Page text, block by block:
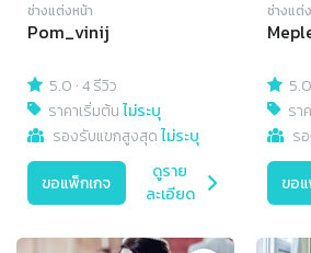
ช่างแต่งหน้า
Pom_vinij
5.0 ·4 รีวิว
ราคาเริ่มต้นไม่ระบุ
รองรับแขกสูงสุดไม่ระบุ
ขอแพ็กเกจ
ดูราย
ละเอียด
ช่างแต่
5.0
รา
ร
ขอ